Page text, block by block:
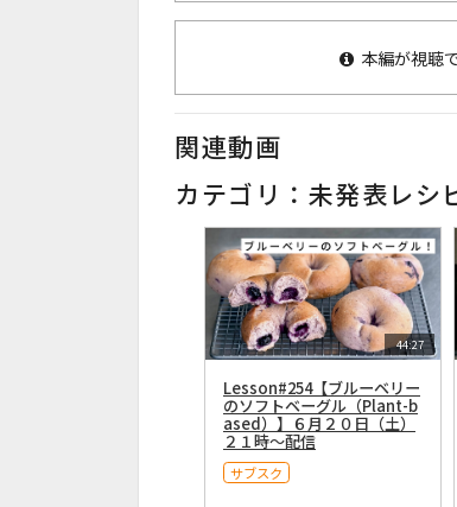
本編が視聴
関連動画
カテゴリ：未発表レシ
44:27
Lesson#254【ブルーベリー
のソフトベーグル（Plant-b
ased）】６月２０日（土）
２１時〜配信
サブスク